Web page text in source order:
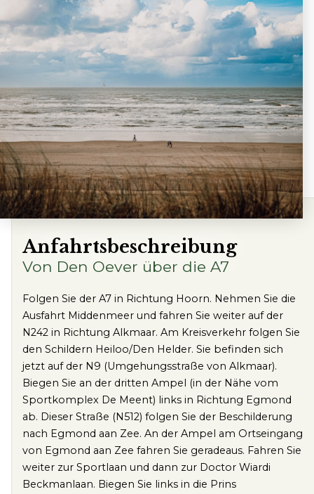
Anfahrtsbeschreibung
Von Den Oever über die A7
Folgen Sie der A7 in Richtung Hoorn. Nehmen Sie die
Ausfahrt Middenmeer und fahren Sie weiter auf der
N242 in Richtung Alkmaar. Am Kreisverkehr folgen Sie
den Schildern Heiloo/Den Helder. Sie befinden sich
jetzt auf der N9 (Umgehungsstraße von Alkmaar).
Biegen Sie an der dritten Ampel (in der Nähe vom
Sportkomplex De Meent) links in Richtung Egmond
ab. Dieser Straße (N512) folgen Sie der Beschilderung
nach Egmond aan Zee. An der Ampel am Ortseingang
von Egmond aan Zee fahren Sie geradeaus. Fahren Sie
weiter zur Sportlaan und dann zur Doctor Wiardi
Beckmanlaan. Biegen Sie links in die Prins